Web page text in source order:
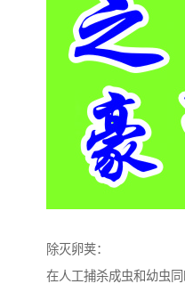
除灭卵荚：
在人工捕杀成虫和幼虫